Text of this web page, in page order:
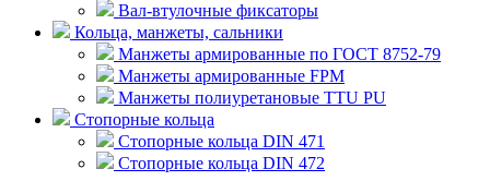
Вал-втулочные фиксаторы
Кольца, манжеты, сальники
Манжеты армированные по ГОСТ 8752-79
Манжеты армированные FPM
Манжеты полиуретановые TTU PU
Стопорные кольца
Стопорные кольца DIN 471
Стопорные кольца DIN 472